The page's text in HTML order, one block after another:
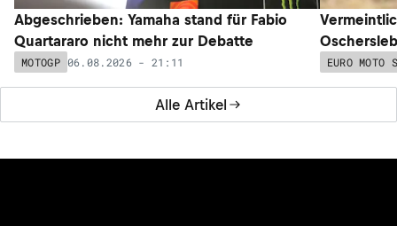
Alle Artikel
Abgeschrieben: Yamaha stand für Fabio
Quartararo nicht mehr zur Debatte
MOTOGP 06.08.2026 - 21:11 EURO MOTO